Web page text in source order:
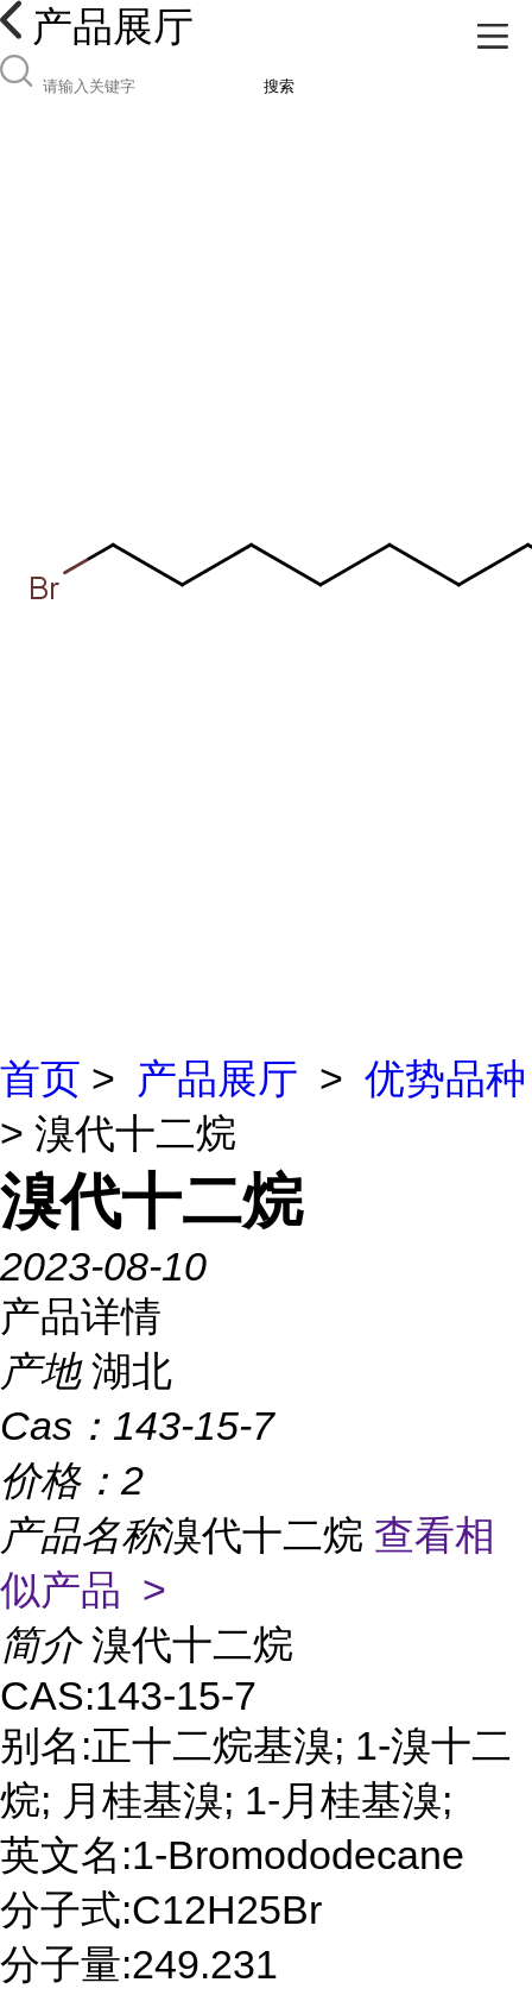
产品展厅
搜索
首页 > 产品展厅 > 优势品种
> 溴代十二烷
溴代十二烷
2023-08-10
产品详情
产地 湖北
Cas： 143-15-7
价格： 2
产品名称溴代十二烷 查看相
似产品 >
简介 溴代十二烷
CAS:143-15-7
别名:正十二烷基溴; 1-溴十二
烷; 月桂基溴; 1-月桂基溴;
英文名:1-Bromododecane
分子式:C12H25Br
分子量:249.231